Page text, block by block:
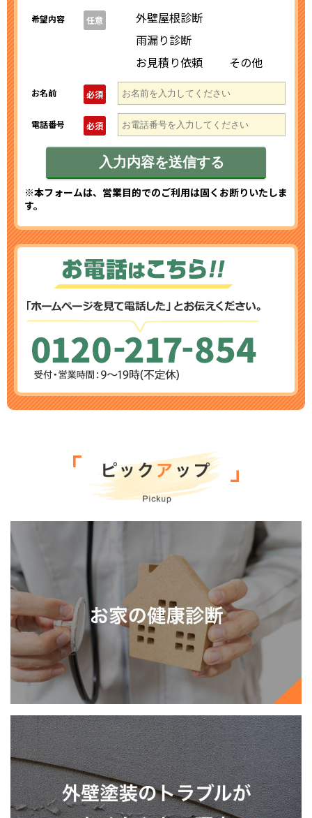
希望内容 任意
外壁屋根診断
雨漏り診断
お見積り依頼
その他
お名前 必須
電話番号 必須
※本フォームは、営業目的でのご利用は固くお断りいたしま
す。